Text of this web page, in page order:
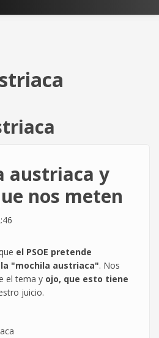
austriaca y
nos meten
el PSOE pretende
"mochila austriaca". Nos
el tema y ojo, que esto tiene
juicio.